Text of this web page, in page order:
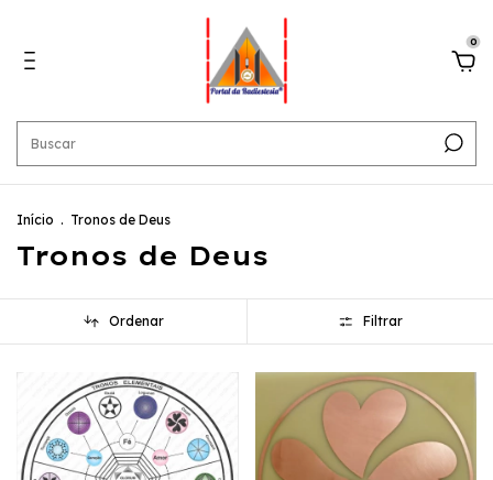
0
Início . Tronos de Deus
Tronos de Deus
Ordenar Filtrar